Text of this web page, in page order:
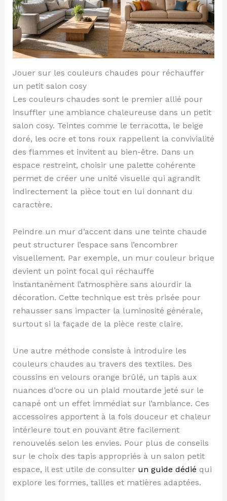
Jouer sur les couleurs chaudes pour réchauffer
un petit salon cosy
Les couleurs chaudes sont le premier allié pour
insuffler une ambiance chaleureuse dans un petit
salon cosy. Teintes comme le terracotta, le beige
doré, les ocre et tons roux rappellent la convivialité
des flammes et invitent au bien-être. Dans un
espace restreint, choisir une palette cohérente
permet de créer une unité visuelle qui agrandit
indirectement la pièce tout en lui donnant du
caractère.
Peindre un mur d’accent dans une teinte chaude
peut structurer l’espace sans l’encombrer
visuellement. Par exemple, un mur couleur brique
devient un point focal qui réchauffe
instantanément l’atmosphère sans alourdir la
décoration. Cette technique est très prisée pour
rehausser sans impacter la luminosité générale,
surtout si la façade de la pièce reste claire.
Une autre méthode consiste à introduire les
couleurs chaudes au travers des textiles. Des
coussins en velours orange brûlé, un tapis aux
nuances d’ocre ou un plaid moutarde jeté sur le
canapé ont un effet immédiat sur l’ambiance. Ces
accessoires apportent à la fois douceur et chaleur
intérieure tout en pouvant être facilement
renouvelés selon les envies. Pour plus de conseils
sur le choix des tapis appropriés à un salon petit
espace, il est utile de consulter un guide dédié qui
explore les formes, tailles et matières adaptées.